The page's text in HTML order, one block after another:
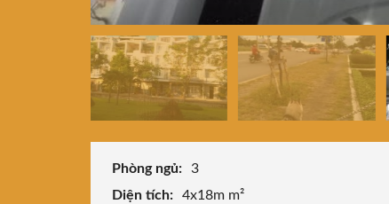
Phòng ngủ: 3
Diện tích:
4x18m m²